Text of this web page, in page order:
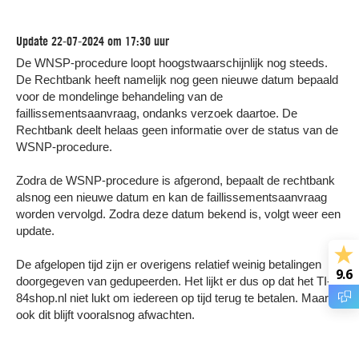
Update 22-07-2024 om 17:30 uur
De WNSP-procedure loopt hoogstwaarschijnlijk nog steeds.
De Rechtbank heeft namelijk nog geen nieuwe datum bepaald
voor de mondelinge behandeling van de
faillissementsaanvraag, ondanks verzoek daartoe. De
Rechtbank deelt helaas geen informatie over de status van de
WSNP-procedure.
Zodra de WSNP-procedure is afgerond, bepaalt de rechtbank
alsnog een nieuwe datum en kan de faillissementsaanvraag
worden vervolgd. Zodra deze datum bekend is, volgt weer een
update.
De afgelopen tijd zijn er overigens relatief weinig betalingen
doorgegeven van gedupeerden. Het lijkt er dus op dat het TI-
84shop.nl niet lukt om iedereen op tijd terug te betalen. Maar
ook dit blijft vooralsnog afwachten.
9.6